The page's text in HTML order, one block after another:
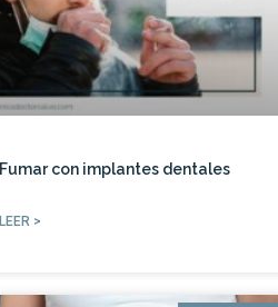
Fumar con implantes dentales
LEER >